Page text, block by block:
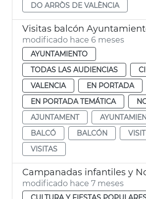
DO ARRÒS DE VALÈNCIA
Visitas balcón
modificado hace 6 meses
AYUNTAMIENTO
TODAS LAS AUDIENCIAS
VALENCIA
EN PORTADA
EN PORTADA TEMÁTICA
AJUNTAMENT
BALCÓ
BALCÓN
VISITAS
modificado hace 7 meses